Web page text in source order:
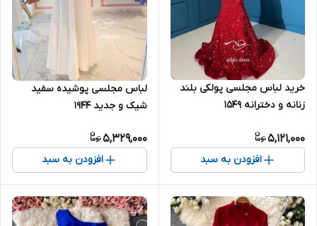
خرید لباس مجلسی پولکی بلند
زنانه و دخترانه ۱۵۴۹
5,121,000
افزودن به سبد
لباس مجلسی پوشیده سفید
شیک و جدید ۱۹۴۴
5,329,000
افزودن به سبد